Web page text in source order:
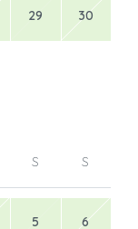
29 30
S S
5 6